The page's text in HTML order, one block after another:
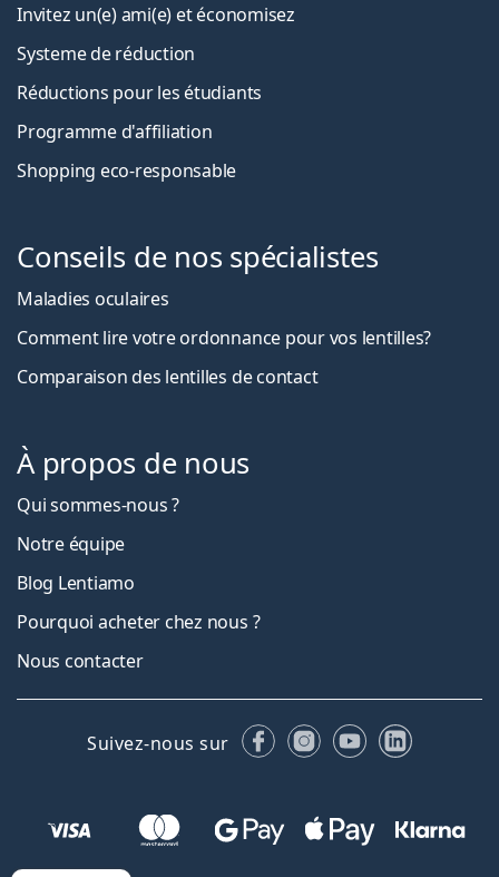
Invitez un(e) ami(e) et économisez
Systeme de réduction
Réductions pour les étudiants
Programme d'affiliation
Shopping eco-responsable
Conseils de nos spécialistes
Maladies oculaires
Comment lire votre ordonnance pour vos lentilles?
Comparaison des lentilles de contact
À propos de nous
Qui sommes-nous ?
Notre équipe
Blog Lentiamo
Pourquoi acheter chez nous ?
Nous contacter
Suivez-nous sur FacebookInstagram
YouTubeLinkedIn